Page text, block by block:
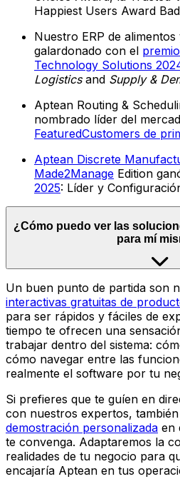
Happiest Users Award
Nuestro ERP de
galardonado con el
Technology Solutions
Logisticsand Supply &
Aptean Routing &
nombrado líder del
FeaturedCustomers de
Aptean Discrete
Made2Manage Edition
2025: Líder y
¿Cómo puedo ver las
para mí
Un buen punto de partida son
interactivas gratuitas de
para ser rápidos y fáciles de
tiempo te ofrecen una
trabajar dentro del sistema:
cómo navegar entre las
realmente el software por tu
Si prefieres que te guíen en
con nuestros expertos,
demostración personalizada en
te convenga. Adaptaremos la
realidades de tu negocio para
encajaría Aptean en tus